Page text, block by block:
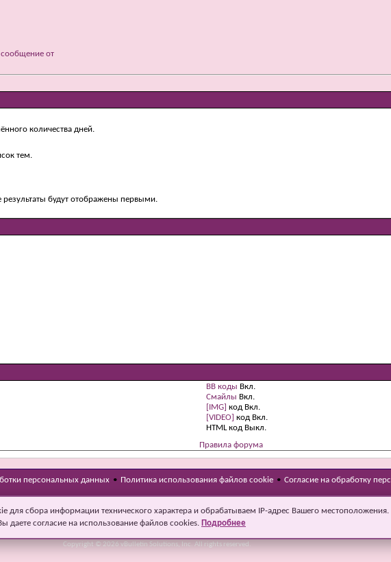
от
количества дней.
тем.
будут отображены первыми.
BB коды Вкл.
Смайлы Вкл.
[IMG] код Вкл.
[VIDEO] код Вкл.
HTML код Выкл.
Правила форума
персональных данных • Политика использования файлов cookie • Согласие на обработку
07:21 . Часовой пояс GMT +5.
Copyright © 2026 vBulletin Solutions, Inc. All rights reserved.
для сбора информации технического характера и обрабатываем IP-адрес Вашего местоположения.
даете согласие на использование файлов cookies. Подробнее